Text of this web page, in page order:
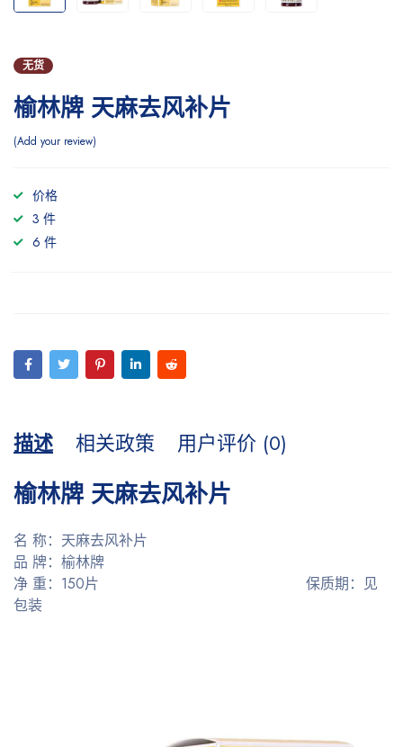
无货
榆林牌 天麻去风补片
Add your review
价格
3 件
6 件
描述 相关政策 用户评价 (0)
榆林牌 天麻去风补片
名 称：天麻去风补片
品 牌：榆林牌
净 重：150片 保质期：见
包装